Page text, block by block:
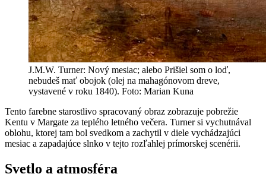
J.M.W. Turner: Nový mesiac; alebo Prišiel som o loď,
nebudeš mať obojok (olej na mahagónovom dreve,
vystavené v roku 1840). Foto: Marian Kuna
Tento farebne starostlivo spracovaný obraz zobrazuje pobrežie
Kentu v Margate za teplého letného večera. Turner si vychutnával
oblohu, ktorej tam bol svedkom a zachytil v diele vychádzajúci
mesiac a zapadajúce slnko v tejto rozľahlej prímorskej scenérii.
Svetlo a atmosféra